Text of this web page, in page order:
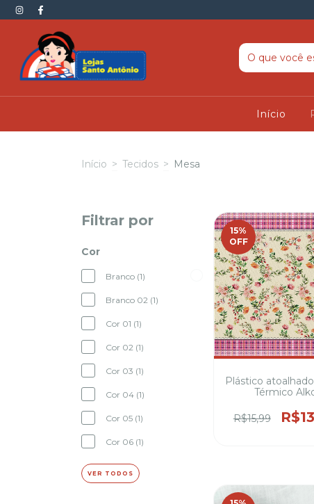
Início
Início > Tecidos > Mesa
Filtrar por
Cor
Branco (1)
Branco 02 (1)
Cor 01 (1)
Cor 02 (1)
Cor 03 (1)
Cor 04 (1)
Cor 05 (1)
Cor 06 (1)
VER TODOS
15%
OFF
Plástico
Térmico
térmica
R$15,99